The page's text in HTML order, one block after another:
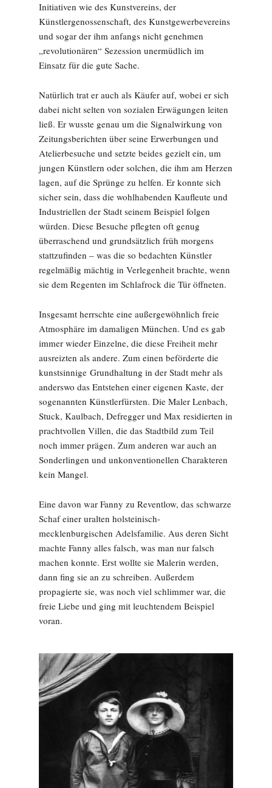
Initiativen wie des Kunstvereins, der
Künstlergenossenschaft, des Kunstgewerbevereins
und sogar der ihm anfangs nicht genehmen
„revolutionären“ Sezession unermüdlich im
Einsatz für die gute Sache.
Natürlich trat er auch als Käufer auf, wobei er sich
dabei nicht selten von sozialen Erwägungen leiten
ließ. Er wusste genau um die Signalwirkung von
Zeitungsberichten über seine Erwerbungen und
Atelierbesuche und setzte beides gezielt ein, um
jungen Künstlern oder solchen, die ihm am Herzen
lagen, auf die Sprünge zu helfen. Er konnte sich
sicher sein, dass die wohlhabenden Kaufleute und
Industriellen der Stadt seinem Beispiel folgen
würden. Diese Besuche pflegten oft genug
überraschend und grundsätzlich früh morgens
stattzufinden – was die so bedachten Künstler
regelmäßig mächtig in Verlegenheit brachte, wenn
sie dem Regenten im Schlafrock die Tür öffneten.
Insgesamt herrschte eine außergewöhnlich freie
Atmosphäre im damaligen München. Und es gab
immer wieder Einzelne, die diese Freiheit mehr
ausreizten als andere. Zum einen beförderte die
kunstsinnige Grundhaltung in der Stadt mehr als
anderswo das Entstehen einer eigenen Kaste, der
sogenannten Künstlerfürsten. Die Maler Lenbach,
Stuck, Kaulbach, Defregger und Max residierten in
prachtvollen Villen, die das Stadtbild zum Teil
noch immer prägen. Zum anderen war auch an
Sonderlingen und unkonventionellen Charakteren
kein Mangel.
Eine davon war Fanny zu Reventlow, das schwarze
Schaf einer uralten holsteinisch-
mecklenburgischen Adelsfamilie. Aus deren Sicht
machte Fanny alles falsch, was man nur falsch
machen konnte. Erst wollte sie Malerin werden,
dann fing sie an zu schreiben. Außerdem
propagierte sie, was noch viel schlimmer war, die
freie Liebe und ging mit leuchtendem Beispiel
voran.